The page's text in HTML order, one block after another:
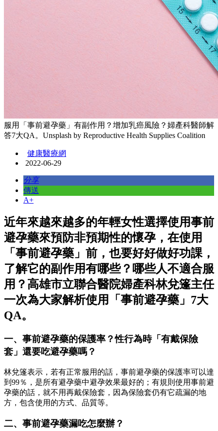
服用「事前避孕藥」有副作用？增加乳癌風險？婦產科醫師解
答7大QA。Unsplash by Reproductive Health Supplies Coalition
健康醫療網
2022-06-29
分享
傳送
A+
近年來越來越多的年輕女性選擇使用事前
避孕藥來預防非預期性的懷孕，在使用
「事前避孕藥」前，也要好好做好功課，
了解它的副作用有哪些？哪些人不適合服
用？高雄市立聯合醫院婦產科林兌篷主任
一次為大家解析使用「事前避孕藥」7大
QA。
一、事前避孕藥的保護率？性行為時「有戴保險
套」還要吃避孕藥嗎？
林兌篷表示，若有正常服用的話，事前避孕藥的保護率可以達
到99％，是所有避孕藥中避孕效果最好的；有規則使用事前避
孕藥的話，就不用再戴保險套，因為保險套仍有它疏漏的地
方，包含使用的方式、品質等。
二、事前避孕藥漏吃怎麼辦？